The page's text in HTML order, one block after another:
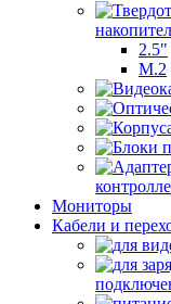
2.5"
M.2
Мониторы
Кабели и